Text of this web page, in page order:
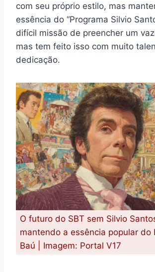
com seu próprio estilo, mas
essência do “Programa Silvio
difícil missão de preencher um
mas tem feito isso com muito
dedicação.
O futuro do SBT sem Silvio
mantendo a essência popular do
Baú | Imagem: Portal V17